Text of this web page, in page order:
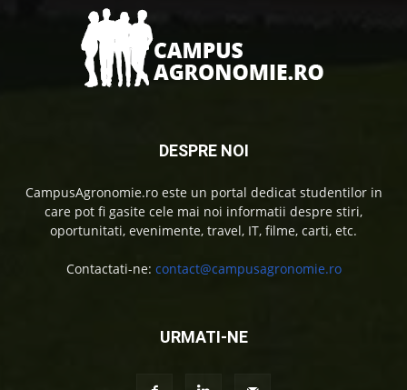
DESPRE NOI
CampusAgronomie.ro este un portal dedicat studentilor in
care pot fi gasite cele mai noi informatii despre stiri,
oportunitati, evenimente, travel, IT, filme, carti, etc.
Contactati-ne: contact@campusagronomie.ro
URMATI-NE